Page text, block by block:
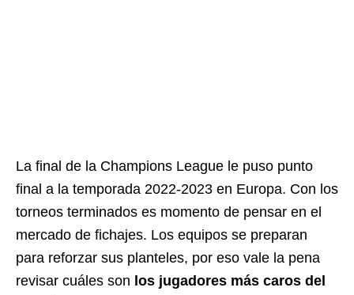
La final de la Champions League le puso punto
final a la temporada 2022-2023 en Europa. Con los
torneos terminados es momento de pensar en el
mercado de fichajes. Los equipos se preparan
para reforzar sus planteles, por eso vale la pena
revisar cuáles son los jugadores más caros del